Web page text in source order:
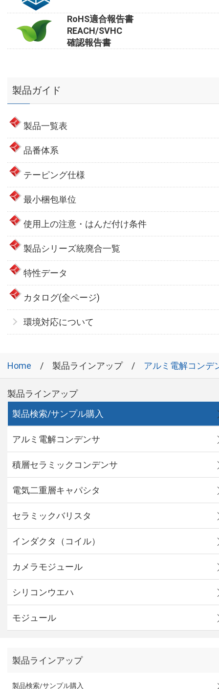
RoHS適合報告書
REACH/SVHC
確認報告書
製品ガイド
製品一覧表
品番体系
テーピング仕様
最小梱包単位
使用上の注意・はんだ付け条件
製品シリーズ統廃合一覧
特性データ
カタログ(全ページ)
環境対応について
Home 製品ラインアップ アルミ電解コンデ
製品ラインアップ
製品検索/サンプル購入
アルミ電解コンデンサ
積層セラミックコンデンサ
電気二重層キャパシタ
セラミックバリスタ
インダクタ（コイル）
カメラモジュール
シリコンウエハ
モジュール
製品ラインアップ
製品検索/サンプル購入